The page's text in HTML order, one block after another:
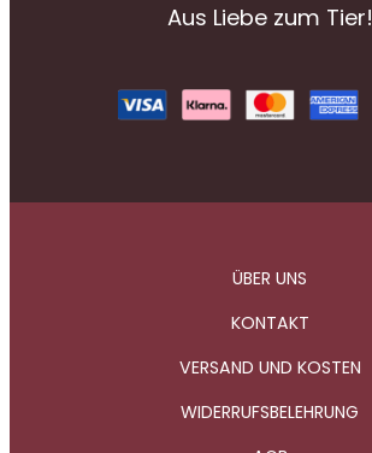
Aus Liebe zum Tier!
ÜBER UNS
KONTAKT
VERSAND UND KOSTEN
WIDERRUFSBELEHRUNG